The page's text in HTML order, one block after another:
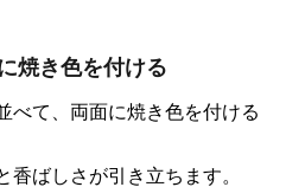
焼き色を付ける
べて、両面に焼き色を付ける
ばしさが引き立ちます。